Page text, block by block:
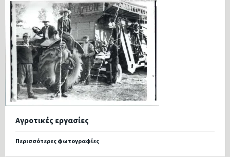
Αγροτικές εργασίες
Περισσότερες φωτογραφίες